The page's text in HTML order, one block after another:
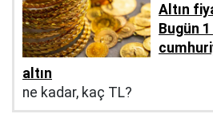
Altın
Bugün
altın
ne kadar, kaç TL?